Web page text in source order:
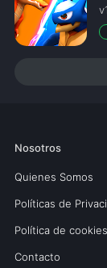
Nosotros
Quienes Somos
Políticas de
Política de cookies
Contacto